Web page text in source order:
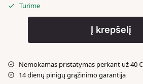
Turime
Į krepšelį
Nemokamas pristatymas perkant už 40 €
14 dienų pinigų grąžinimo garantija